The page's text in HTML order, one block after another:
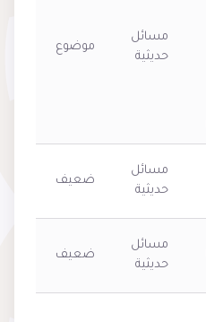
مسائل
حديثية
موضوع
مسائل
حديثية
ضعيف
مسائل
حديثية
ضعيف